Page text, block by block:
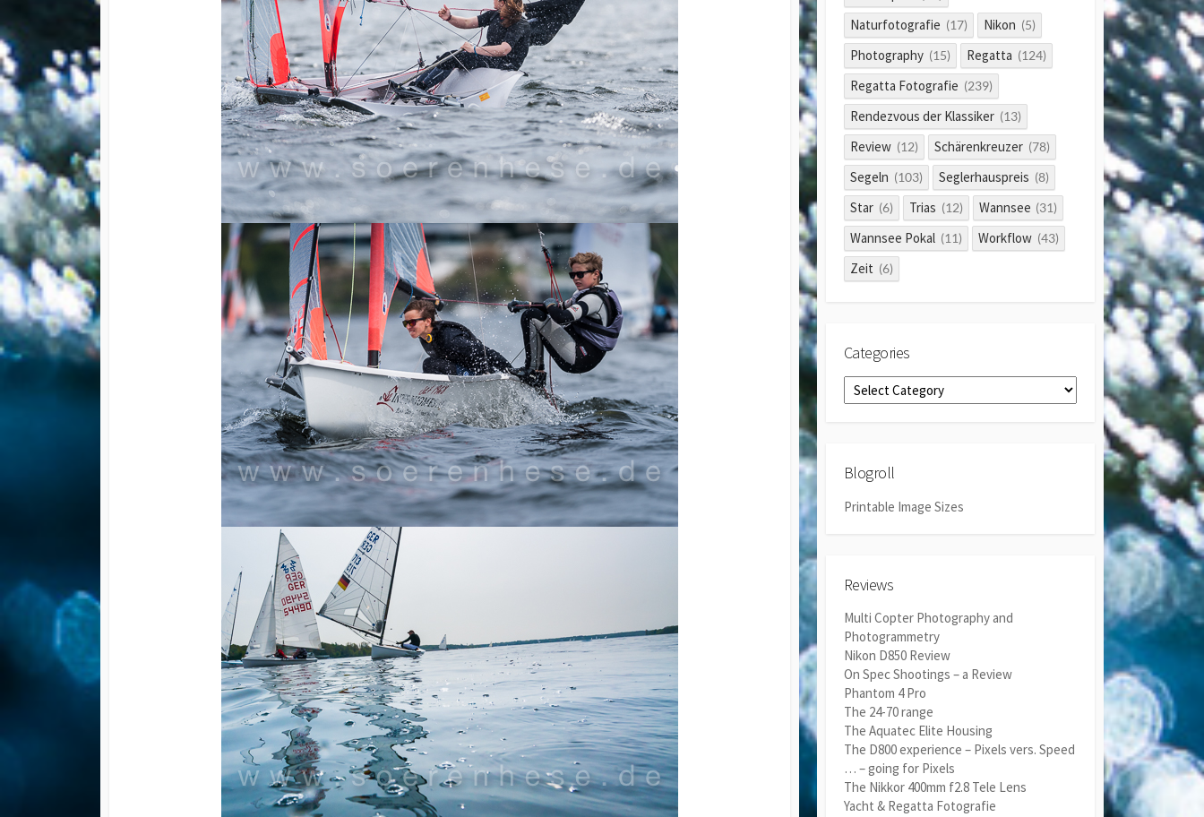
Naturfotografie (17) Nikon (5)
Photography (15) Regatta (124)
Regatta Fotografie (239)
Rendezvous der Klassiker (13)
Review (12) Schärenkreuzer (78)
Segeln (103) Seglerhauspreis (8)
Star (6) Trias (12) Wannsee (31)
Wannsee Pokal (11) Workflow (43)
Zeit (6)
Categories
Categories
Blogroll
Printable Image Sizes
Reviews
Multi Copter Photography and
Photogrammetry
Nikon D850 Review
On Spec Shootings – a Review
Phantom 4 Pro
The 24-70 range
The Aquatec Elite Housing
The D800 experience – Pixels vers. Speed
… – going for Pixels
The Nikkor 400mm f2.8 Tele Lens
Yacht & Regatta Fotografie